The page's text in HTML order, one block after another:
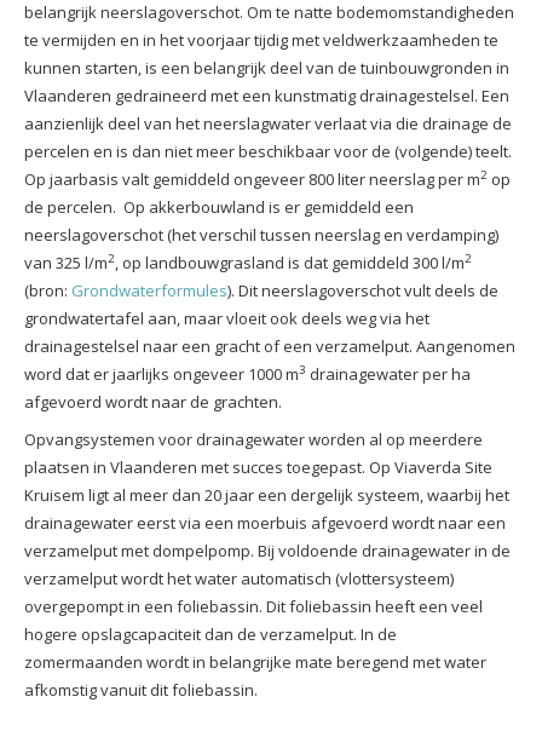
belangrijk neerslagoverschot. Om te natte bodemomstandigheden
te vermijden en in het voorjaar tijdig met veldwerkzaamheden te
kunnen starten, is een belangrijk deel van de tuinbouwgronden in
Vlaanderen gedraineerd met een kunstmatig drainagestelsel. Een
aanzienlijk deel van het neerslagwater verlaat via die drainage de
percelen en is dan niet meer beschikbaar voor de (volgende) teelt.
Op jaarbasis valt gemiddeld ongeveer 800 liter neerslag per m2 op
de percelen. Op akkerbouwland is er gemiddeld een
neerslagoverschot (het verschil tussen neerslag en verdamping)
van 325 l/m2, op landbouwgrasland is dat gemiddeld 300 l/m2
(bron: Grondwaterformules). Dit neerslagoverschot vult deels de
grondwatertafel aan, maar vloeit ook deels weg via het
drainagestelsel naar een gracht of een verzamelput. Aangenomen
word dat er jaarlijks ongeveer 1000 m3 drainagewater per ha
afgevoerd wordt naar de grachten.
Opvangsystemen voor drainagewater worden al op meerdere
plaatsen in Vlaanderen met succes toegepast. Op Viaverda Site
Kruisem ligt al meer dan 20 jaar een dergelijk systeem, waarbij het
drainagewater eerst via een moerbuis afgevoerd wordt naareen
verzamelput met dompelpomp. Bij voldoende drainagewater in de
verzamelput wordt het water automatisch (vlottersysteem)
overgepompt in een foliebassin. Dit foliebassin heeft een veel
hogere opslagcapaciteit dan de verzamelput. In de
zomermaanden wordt in belangrijke mate beregend met water
afkomstig vanuit dit foliebassin.